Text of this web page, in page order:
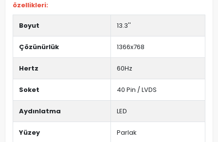
özellikleri:
Boyut 13.3''
Çözünürlük 1366x768
Hertz 60Hz
Soket 40 Pin / LVDS
Aydınlatma LED
Yüzey Parlak